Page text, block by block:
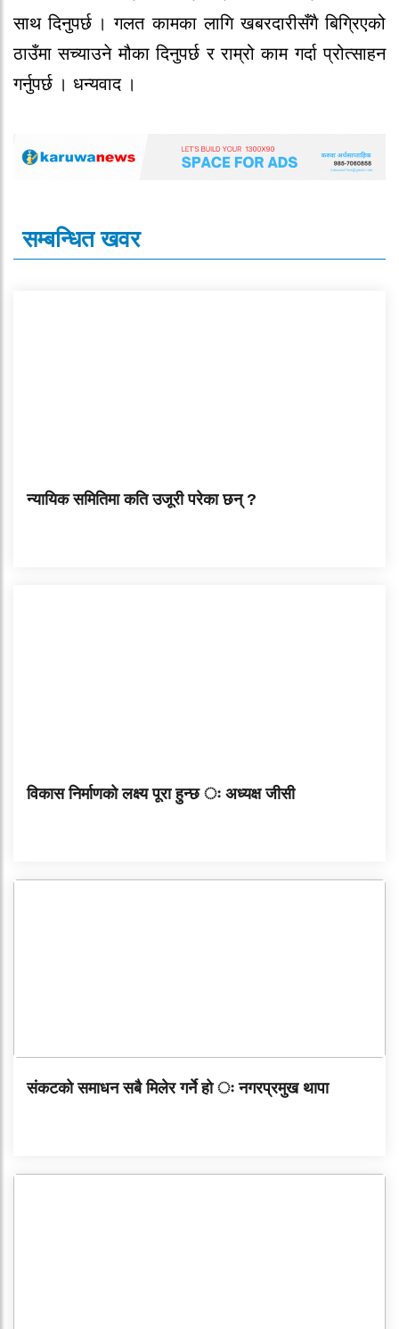
साथ दिनुपर्छ । गलत कामका लागि खबर‍दार‍ीसँगै‍ बिग्रिएको‍
ठाउँमा सच्याउने‍ मौ‍का दिनुपर्छ र‍ र‍ाम्रो‍ काम गर्दा प्रो‍त्साहन
गर्नुपर्छ । धन्यवाद ।
सम्बन्धित खवर
न्यायिक समितिमा कति उजूरी परेका छन् ?
विकास निर्माणको लक्ष्य पूरा हुन्छ ः अध्यक्ष जीसी
संकटको समाधन सबै मिलेर गर्ने हो ः नगरप्रमुख थापा